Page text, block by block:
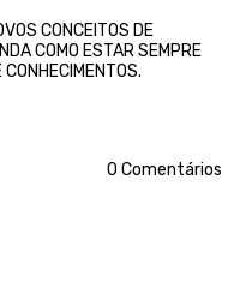
CONCEITOS DE
COMO ESTAR SEMPRE
0 Comentários